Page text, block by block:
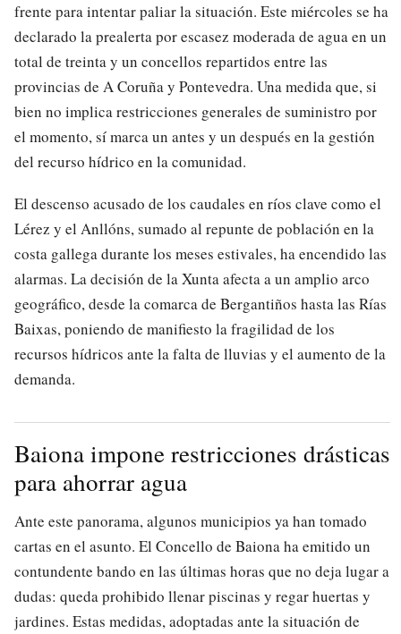
frente para intentar paliar la situación. Este miércoles se ha
declarado la prealerta por escasez moderada de agua en un
total de treinta y un concellos repartidos entre las
provincias de A Coruña y Pontevedra. Una medida que, si
bien no implica restricciones generales de suministro por
el momento, sí marca un antes y un después en la gestión
del recurso hídrico en la comunidad.
El descenso acusado de los caudales en ríos clave como el
Lérez y el Anllóns, sumado al repunte de población en la
costa gallega durante los meses estivales, ha encendido las
alarmas. La decisión de la Xunta afecta a un amplio arco
geográfico, desde la comarca de Bergantiños hasta las Rías
Baixas, poniendo de manifiesto la fragilidad de los
recursos hídricos ante la falta de lluvias y el aumento de la
demanda.
Baiona impone restricciones drásticas
para ahorrar agua
Ante este panorama, algunos municipios ya han tomado
cartas en el asunto. El Concello de Baiona ha emitido un
contundente bando en las últimas horas que no deja lugar a
dudas: queda prohibido llenar piscinas y regar huertas y
jardines. Estas medidas, adoptadas ante la situación de